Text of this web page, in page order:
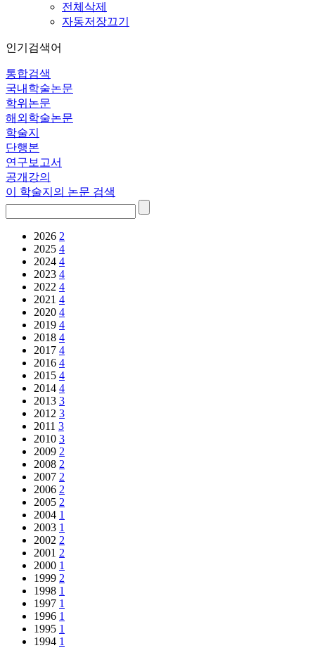
전체삭제
자동저장끄기
인기검색어
통합검색
국내학술논문
학위논문
해외학술논문
학술지
단행본
연구보고서
공개강의
이 학술지의 논문 검색
2026 2
2025 4
2024 4
2023 4
2022 4
2021 4
2020 4
2019 4
2018 4
2017 4
2016 4
2015 4
2014 4
2013 3
2012 3
2011 3
2010 3
2009 2
2008 2
2007 2
2006 2
2005 2
2004 1
2003 1
2002 2
2001 2
2000 1
1999 2
1998 1
1997 1
1996 1
1995 1
1994 1